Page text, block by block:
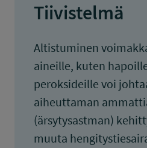
Tiivistelmä
Altistuminen
aineille, kuten
peroksideille voi
aiheuttaman
(ärsytysastman)
muuta